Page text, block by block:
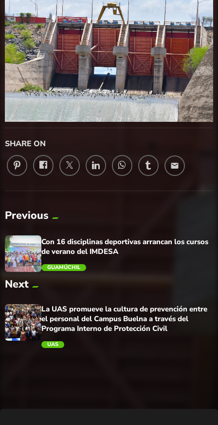
SHARE ON
email
Previous
trending_flat
Con 16 disciplinas deportivas arrancan los cursos
de verano del IMDESA
GUAMÚCHIL
Next
La UAS promueve la cultura de prevención entre
el personal del Campus Buelna a través del
Programa Interno de Protección Civil
UAS